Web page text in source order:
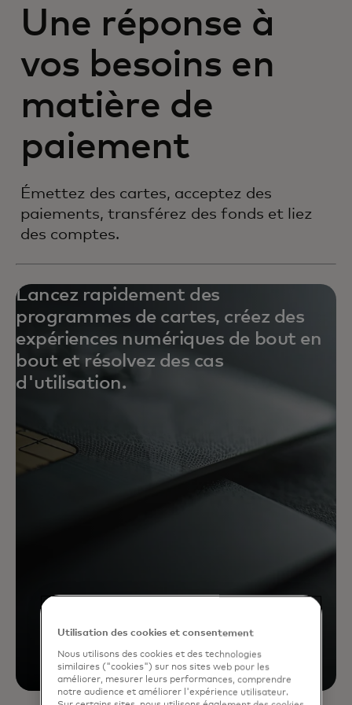
Une réponse à
vos besoins en
matière de
paiement
Émettez des cartes, acceptez des
paiements, transférez des fonds et liez
des comptes.
Lancez rapidement des
programmes de cartes, créez des
expériences numériques de bout en
bout et résolvez des cas
d'utilisation.
Utilisation des cookies et consentement
Nous utilisons des cookies et des technologies
similaires ("cookies") sur nos sites web pour les
améliorer, mesurer leurs performances, comprendre
notre audience et améliorer l'expérience utilisateur.